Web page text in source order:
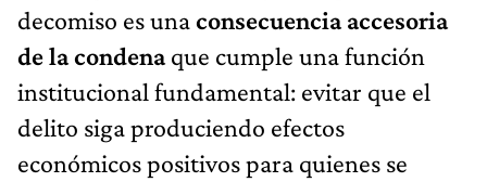
decomiso es unaconsecuencia accesoria
de la condenaque cumple una función
institucional fundamental: evitar que el
delito siga produciendo efectos
económicos positivos para quienes se